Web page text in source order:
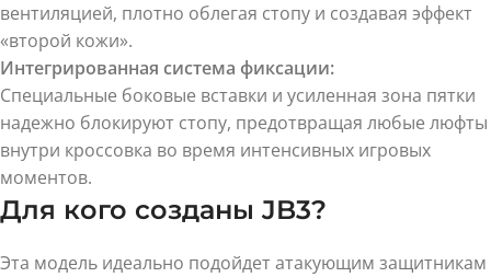
вентиляцией, плотно облегая стопу и создавая эффект
«второй кожи».
Интегрированная система фиксации:
Специальные боковые вставки и усиленная зона пятки
надежно блокируют стопу, предотвращая любые люфты
внутри кроссовка во время интенсивных игровых
моментов.
Для кого созданы JB3?
Эта модель идеально подойдет атакующим защитникам